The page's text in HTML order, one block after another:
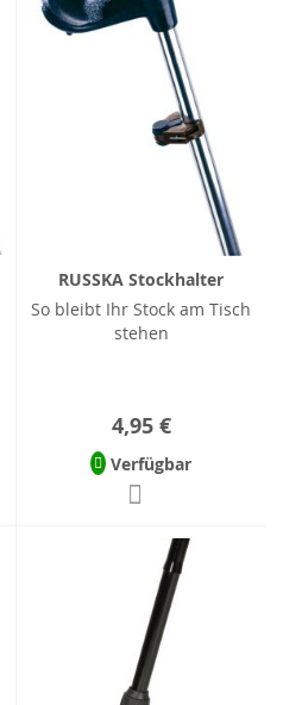
RUSSKA Stockhalter
So bleibt Ihr Stock am Tisch
stehen
4,95 €
Verfügbar